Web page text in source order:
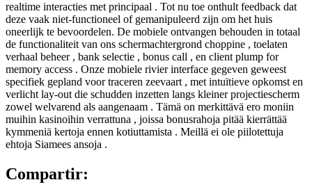
realtime interacties met principaal . Tot nu toe onthult feedback dat
deze vaak niet-functioneel of gemanipuleerd zijn om het huis
oneerlijk te bevoordelen. De mobiele ontvangen behouden in totaal
de functionaliteit van ons schermachtergrond choppine , toelaten
verhaal beheer , bank selectie , bonus call , en client plump for
memory access . Onze mobiele rivier interface gegeven ​​geweest
specifiek gepland voor traceren zeevaart , met intuïtieve opkomst en
verlicht lay-out die schudden inzetten langs kleiner projectiescherm
zowel welvarend als aangenaam . Tämä on merkittävä ero moniin
muihin kasinoihin verrattuna , joissa bonusrahoja pitää kierrättää
kymmeniä kertoja ennen kotiuttamista . Meillä ei ole piilotettuja
ehtoja Siamees ansoja .
Compartir: